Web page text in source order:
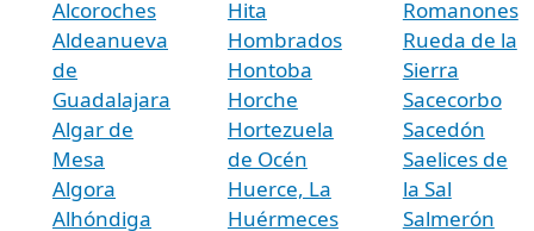
Alcoroches
Aldeanueva
de
Guadalajara
Algar de
Mesa
Algora
Alhóndiga
Hita
Hombrados
Hontoba
Horche
Hortezuela
de Océn
Huerce, La
Huérmeces
Romanones
Rueda de la
Sierra
Sacecorbo
Sacedón
Saelices de
la Sal
Salmerón